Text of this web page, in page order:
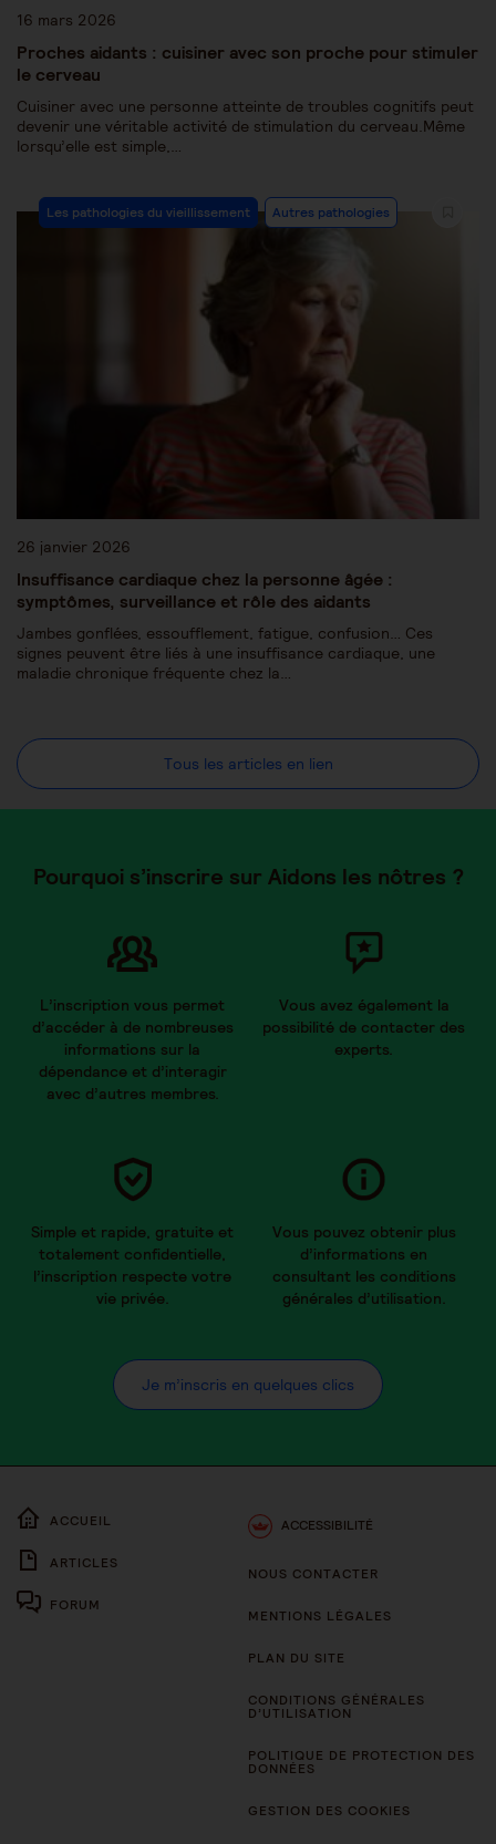
16 mars 2026
Proches aidants : cuisiner avec son proche pour stimuler
le cerveau
Cuisiner avec une personne atteinte de troubles cognitifs peut
devenir une véritable activité de stimulation du cerveau.Même
lorsqu’elle est simple,…
Les pathologies du vieillissement Autres pathologies
26 janvier 2026
Insuffisance cardiaque chez la personne âgée :
symptômes, surveillance et rôle des aidants
Jambes gonflées, essoufflement, fatigue, confusion… Ces
signes peuvent être liés à une insuffisance cardiaque, une
maladie chronique fréquente chez la…
Tous les articles en lien
Pourquoi s’inscrire sur Aidons les nôtres ?
L’inscription vous permet
d’accéder à de nombreuses
informations sur la
dépendance et d’interagir
avec d’autres membres.
Vous avez également la
possibilité de contacter des
experts.
Simple et rapide, gratuite et
totalement confidentielle,
l’inscription respecte votre
vie privée.
Vous pouvez obtenir plus
d’informations en
consultant les conditions
générales d’utilisation.
Je m’inscris en quelques clics
ACCUEIL
ARTICLES
FORUM
ACCESSIBILITÉ
NOUS CONTACTER
MENTIONS LÉGALES
PLAN DU SITE
CONDITIONS GÉNÉRALES
D’UTILISATION
POLITIQUE DE PROTECTION DES
DONNÉES
GESTION DES COOKIES